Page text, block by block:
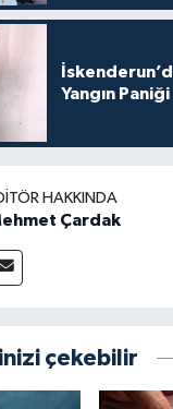
Yangın Paniği
HAKKINDA
Çardak
çekebilir